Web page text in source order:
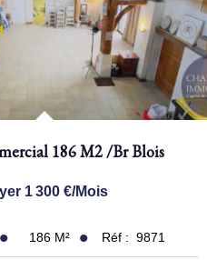
186 M2/brBlois
1 300 €/mois
186 M² Réf : 9871